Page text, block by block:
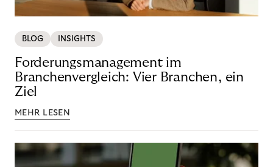
BLOG INSIGHTS
Forderungsmanagement im
Branchenvergleich: Vier Branchen, ein
Ziel
MEHR LESEN